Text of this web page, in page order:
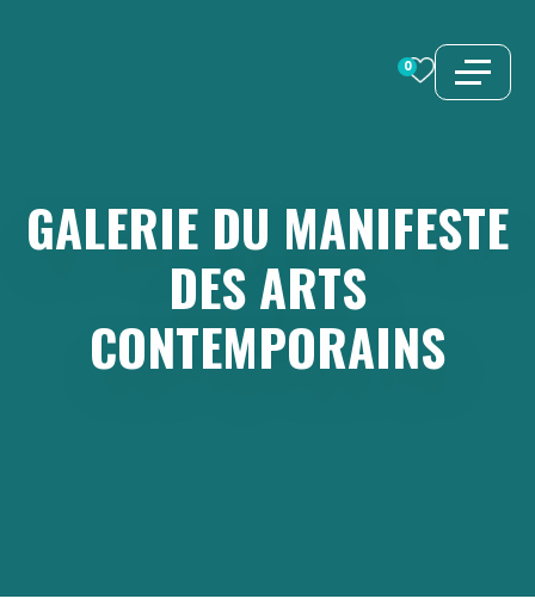
0
GALERIE DU MANIFESTE
DESARTS
CONTEMPORAINS